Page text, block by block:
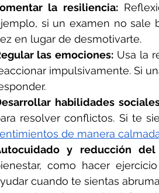
la resiliencia:
si un examen no sale
en lugar de desmotivarte.
las emociones: Usa la
impulsivamente. Si
habilidades
resolver conflictos. Si te
de manera
y reducción del
como hacer
cuando te sientas